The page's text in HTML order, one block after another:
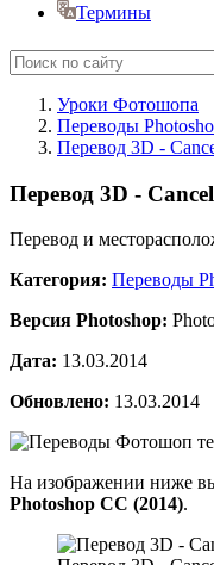
Термины
Уроки Фотошопа
Переводы
Перевод 3D -
Перевод 3D -
Перевод и
Категория: Переводы
Версия Photoshop:
Дата: 13.03.2014
Обновлено: 13.03.2014
На изображении ниже
Photoshop CC (2014).